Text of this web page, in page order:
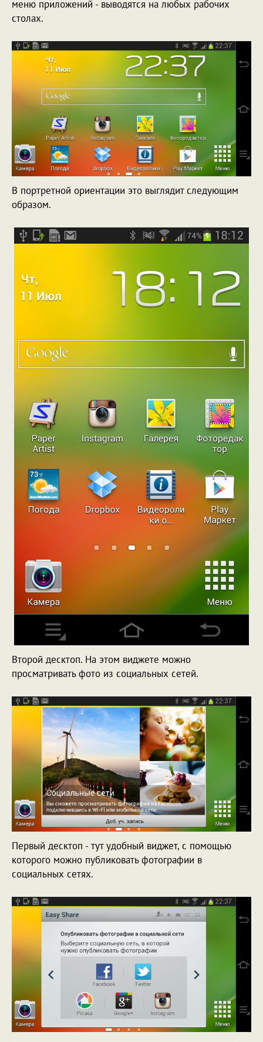
меню приложений - выводятся на любых рабочих
столах.
В портретной ориентации это выглядит следующим
образом.
Второй десктоп. На этом виджете можно
просматривать фото из социальных сетей.
Первый десктоп - тут удобный виджет, с помощью
которого можно публиковать фотографии в
социальных сетях.